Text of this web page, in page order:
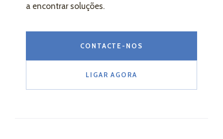
a encontrar soluções.
CONTACTE-NOS
LIGAR AGORA